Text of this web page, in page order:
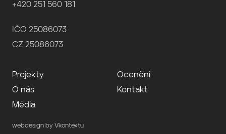
Projekty
O nás
Média
Ocenění
Kontakt
+420 251 560 181
IČO 25086073
CZ 25086073
webdesign by Vkontextu